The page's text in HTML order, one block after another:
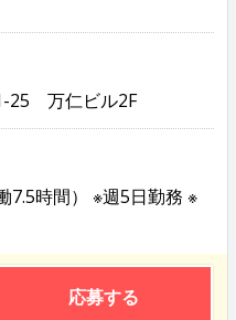
25 万仁ビル2F
7.5時間） ※週5日勤務 ※
応募する